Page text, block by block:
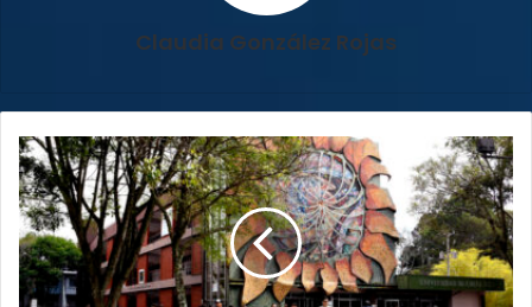
Claudia González Rojas
Sala
Constitucional
rechaza
violación
a
libertad
de